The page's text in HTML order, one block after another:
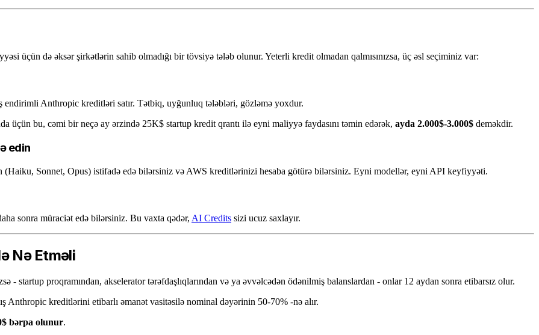
üçün də əksər şirkətlərin sahib olmadığı bir tövsiyə tələb olunur. Yeterli kredit olmadan qalmısınızsa, üç əsl seçiminiz var:
endirimli Anthropic kreditləri satır. Tətbiq, uyğunluq tələbləri, gözləmə yoxdur.
üçün bu, cəmi bir neçə ay ərzində 25K$ startup kredit qrantı ilə eyni maliyyə faydasını təmin edərək, ayda 2.000$-3.000$ deməkdir.
edin
Sonnet, Opus) istifadə edə bilərsiniz və AWS kreditlərinizi hesaba götürə bilərsiniz. Eyni modellər, eyni API keyfiyyəti.
sonra müraciət edə bilərsiniz. Bu vaxta qədər, AI Credits sizi ucuz saxlayır.
Nə Etməli
startup proqramından, akselerator tərəfdaşlıqlarından və ya əvvəlcədən ödənilmiş balanslardan - onlar 12 aydan sonra etibarsız olur.
Anthropic kreditlərini etibarlı əmanət vasitəsilə nominal dəyərinin 50-70% -nə alır.
bərpa olunur.